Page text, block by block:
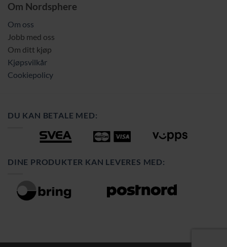
Om Nordsphere
Om oss
Jobb med oss
Om ditt kjøp
Kjøpsvilkår
Cookiepolicy
DU KAN BETALE MED:
DINE PRODUKTER KAN LEVERES MED: